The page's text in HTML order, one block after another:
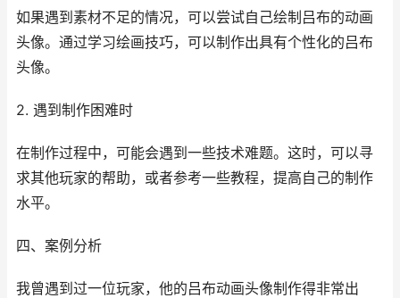
如果遇到素材不足的情况，可以尝试自己绘制吕布的动画
头像。通过学习绘画技巧，可以制作出具有个性化的吕布
头像。
2. 遇到制作困难时
在制作过程中，可能会遇到一些技术难题。这时，可以寻
求其他玩家的帮助，或者参考一些教程，提高自己的制作
水平。
四、案例分析
我曾遇到过一位玩家，他的吕布动画头像制作得非常出